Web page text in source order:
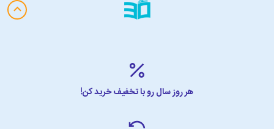
هر روز سال رو با تخفیف خرید کن!